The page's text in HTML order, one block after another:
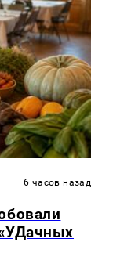
6 часов назад